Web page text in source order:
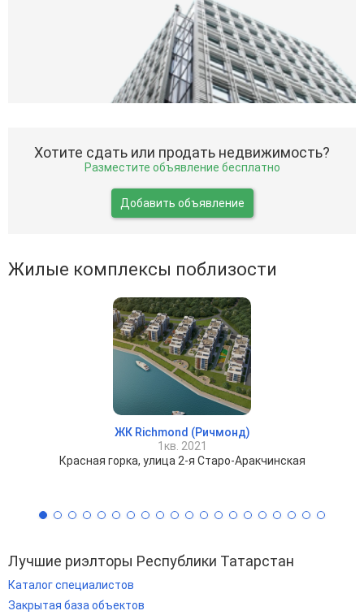
Хотите сдать или продать недвижимость?
Разместите объявление бесплатно
Добавить объявление
Жилые комплексы поблизости
ЖК Richmond (Ричмонд)
1кв. 2021
Красная горка, улица 2-я Старо-Аракчинская
Лучшие риэлторы Республики Татарстан
Каталог специалистов
Закрытая база объектов